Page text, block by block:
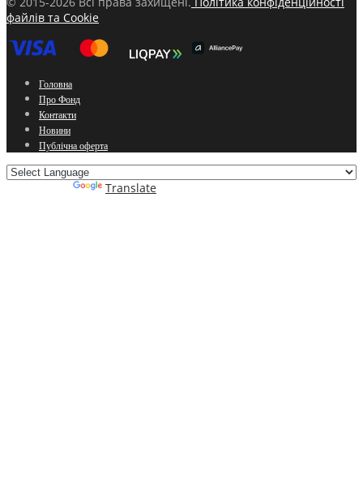
файлів та Cookie
Головна
Про Фонд
Контакти
Новини
Публічна оферта
Translate